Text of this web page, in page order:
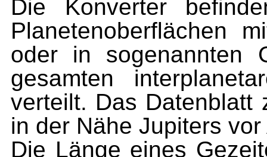
Die Konverter
Planetenoberflächen
oder in sogenannten
gesamten
verteilt. Das Datenblatt
in der Nähe Jupiters
Die Länge eines